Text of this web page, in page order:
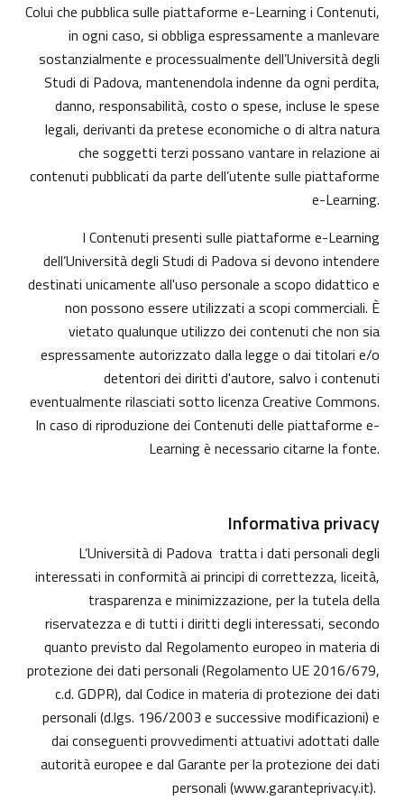
Colui che pubblica sulle piattaforme e-Learning i Contenuti,
in ogni caso, si obbliga espressamente a manlevare
sostanzialmente e processualmente dell’Università degli
Studi di Padova, mantenendola indenne da ogni perdita,
danno, responsabilità, costo o spese, incluse le spese
legali, derivanti da pretese economiche o di altra natura
che soggetti terzi possano vantare in relazione ai
contenuti pubblicati da parte dell’utente sulle piattaforme
e-Learning.
I Contenuti presenti sulle piattaforme e-Learning
dell’Università degli Studi di Padova si devono intendere
destinati unicamente all'uso personale a scopo didattico e
non possono essere utilizzati a scopi commerciali. È
vietato qualunque utilizzo dei contenuti che non sia
espressamente autorizzato dalla legge o dai titolari e/o
detentori dei diritti d'autore, salvo i contenuti
eventualmente rilasciati sotto licenza Creative Commons.
In caso di riproduzione dei Contenuti delle piattaforme e-
Learning è necessario citarne la fonte.
Informativa privacy
L’Università di Padova tratta i dati personali degli
interessati in conformità ai principi di correttezza, liceità,
trasparenza e minimizzazione, per la tutela della
riservatezza e di tutti i diritti degli interessati, secondo
quanto previsto dal Regolamento europeo in materia di
protezione dei dati personali (Regolamento UE 2016/679,
c.d. GDPR), dal Codice in materia di protezione dei dati
personali (d.lgs. 196/2003 e successive modificazioni) e
dai conseguenti provvedimenti attuativi adottati dalle
autorità europee e dal Garante per la protezione dei dati
personali (www.garanteprivacy.it).